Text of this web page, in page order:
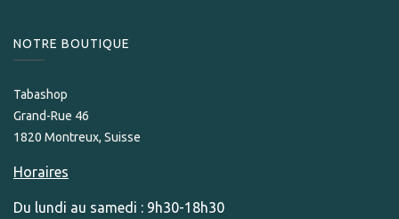
NOTRE BOUTIQUE
Tabashop
Grand-Rue 46
1820 Montreux, Suisse
Horaires
Du lundi au samedi : 9h30-18h30